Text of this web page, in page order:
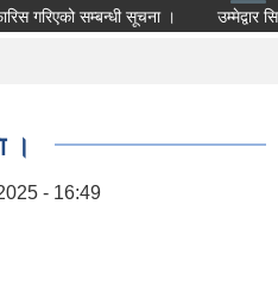
गरिएको सम्बन्धी सूचना । उम्मेद्वार
।
- 16:49